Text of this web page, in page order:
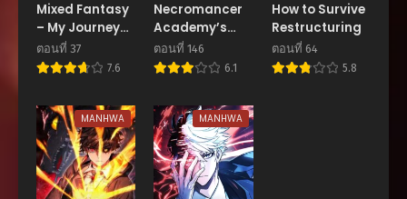
ตอนที่ 1
พฤศจิกายน 19, 2025
Mixed Fantasy
– My Journey
to Become
Invincible From
ตอนที่ 37
7.6
Necromancer
Academy’s
Genius
Summoner
ตอนที่ 146
6.1
How to Survive
Restructuring
ตอนที่ 64
5.8
MANHWA MANHWA